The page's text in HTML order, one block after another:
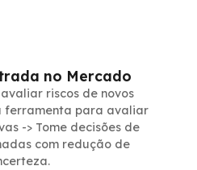
no Mercado
riscos de novos
ferramenta para avaliar
-> Tome decisões de
com redução de